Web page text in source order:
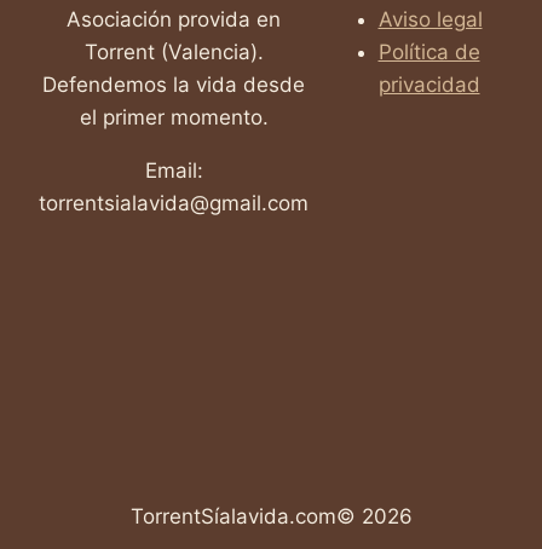
Asociación provida en
Torrent (Valencia).
Defendemos la vida desde
el primer momento.
Email:
torrentsialavida@gmail.com
Aviso legal
Política de
privacidad
TorrentSíalavida.com© 2026